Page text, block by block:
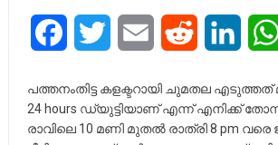
FacebookTwitter Email Reddit
പത്തനംതിട്ട കളക്ടറായി ചുമതല
24 hours ഡ്യുട്ടിയാണ് എന്ന് എനിക്ക്
രാവിലെ 10 മണി മുതൽ രാത്രി 8 pm വരെ